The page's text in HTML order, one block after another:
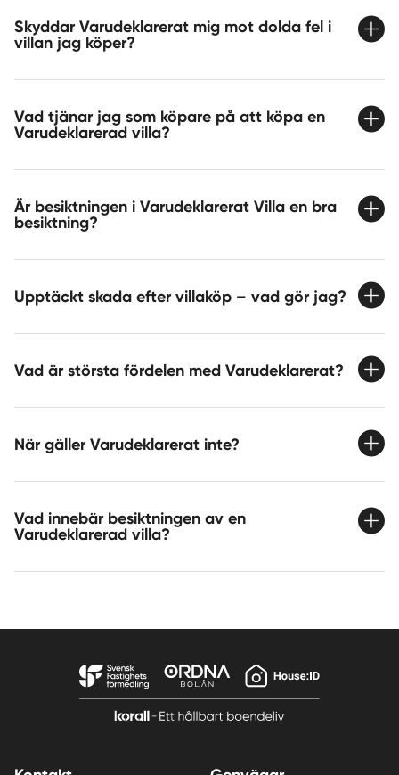
Skyddar Varudeklarerat mig mot dolda fel i
villan jag köper?
Vad tjänar jag som köpare på att köpa en
Varudeklarerad villa?
Är besiktningen i Varudeklarerat Villa en bra
besiktning?
Upptäckt skada efter villaköp – vad gör jag?
Vad är största fördelen med Varudeklarerat?
När gäller Varudeklarerat inte?
Vad innebär besiktningen av en
Varudeklarerad villa?